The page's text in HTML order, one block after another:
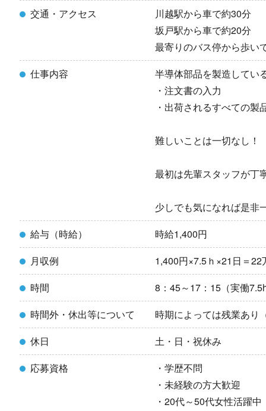
交通・アクセス
川越駅から車で約30分
坂戸駅から車で約20分
最寄りのバス停から歩い
仕事内容
半導体部品を製造してい
・注文書の入力
・出荷されるすべての
難しいことは一切なし！
最初は先輩スタッフが丁
少しでも気になれば是非
給与（時給）
時給1,400円
月収例
1,400円×7.5ｈ×21日＝22
時間
8：45～17：15（実働
時間外・休出等について
時期によっては残業あり
休日
土・日・祝休み
応募資格
・学歴不問
・未経験の方大歓迎
・20代～50代女性活躍中